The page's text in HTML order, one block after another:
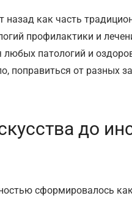
как часть
профилактики и
патологий и
поправиться от разных
до
сформировалось